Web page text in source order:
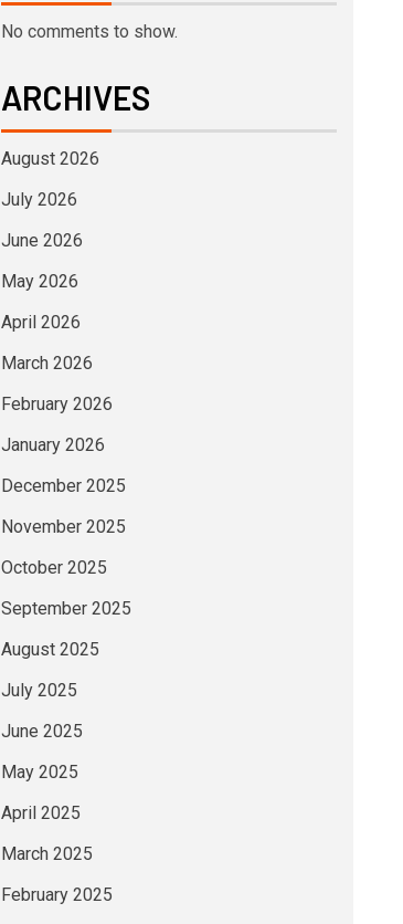
No comments to show.
ARCHIVES
August 2026
July 2026
June 2026
May 2026
April 2026
March 2026
February 2026
January 2026
December 2025
November 2025
October 2025
September 2025
August 2025
July 2025
June 2025
May 2025
April 2025
March 2025
February 2025